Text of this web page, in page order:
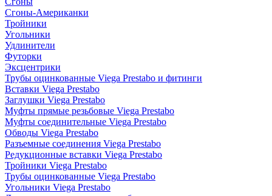
Сгоны-Американки
Тройники
Угольники
Удлинители
Футорки
Эксцентрики
Трубы оцинкованные Viega Prestabo и фитинги
Вставки Viega Prestabo
Заглушки Viega Prestabo
Муфты прямые резьбовые Viega Prestabo
Муфты соединительные Viega Prestabo
Обводы Viega Prestabo
Разъемные соединения Viega Prestabo
Редукционные вставки Viega Prestabo
Тройники Viega Prestabo
Трубы оцинкованные Viega Prestabo
Угольники Viega Prestabo